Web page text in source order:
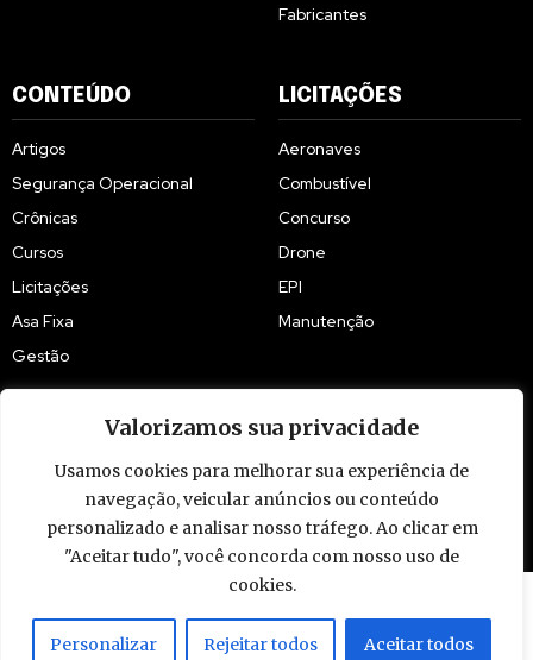
Valorizamos sua privacidade
Usamos cookies para melhorar sua experiência de
navegação, veicular anúncios ou conteúdo
personalizado e analisar nosso tráfego. Ao clicar em
"Aceitar tudo", você concorda com nosso uso de
cookies.
Personalizar Rejeitar todos Aceitar todos
Fabricantes
CONTEÚDO
Artigos
Segurança Operacional
Crônicas
Cursos
Licitações
Asa Fixa
Gestão
LICITAÇÕES
Aeronaves
Combustível
Concurso
Drone
EPI
Manutenção
© 2009 - 2026 Piloto Policial. Todos os direitos reservados. Brasil.